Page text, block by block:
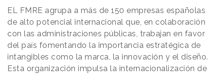
EL FMRE agrupa a más de 150 empresas españolas
de alto potencial internacional que, en colaboración
con las administraciones públicas, trabajan en favor
del país fomentando la importancia estratégica de
intangibles como la marca, la innovación y el diseño.
Esta organización impulsa la internacionalización de